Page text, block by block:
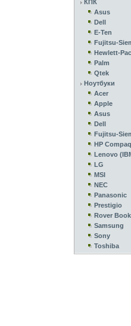
КПК
Asus
Dell
E-Ten
Fujitsu-
Hewlett-
Palm
Qtek
Ноутбуки
Acer
Apple
Asus
Dell
Fujitsu-
HP Compaq
Lenovo
LG
MSI
NEC
Panasonic
Prestigio
Rover Book
Samsung
Sony
Toshiba